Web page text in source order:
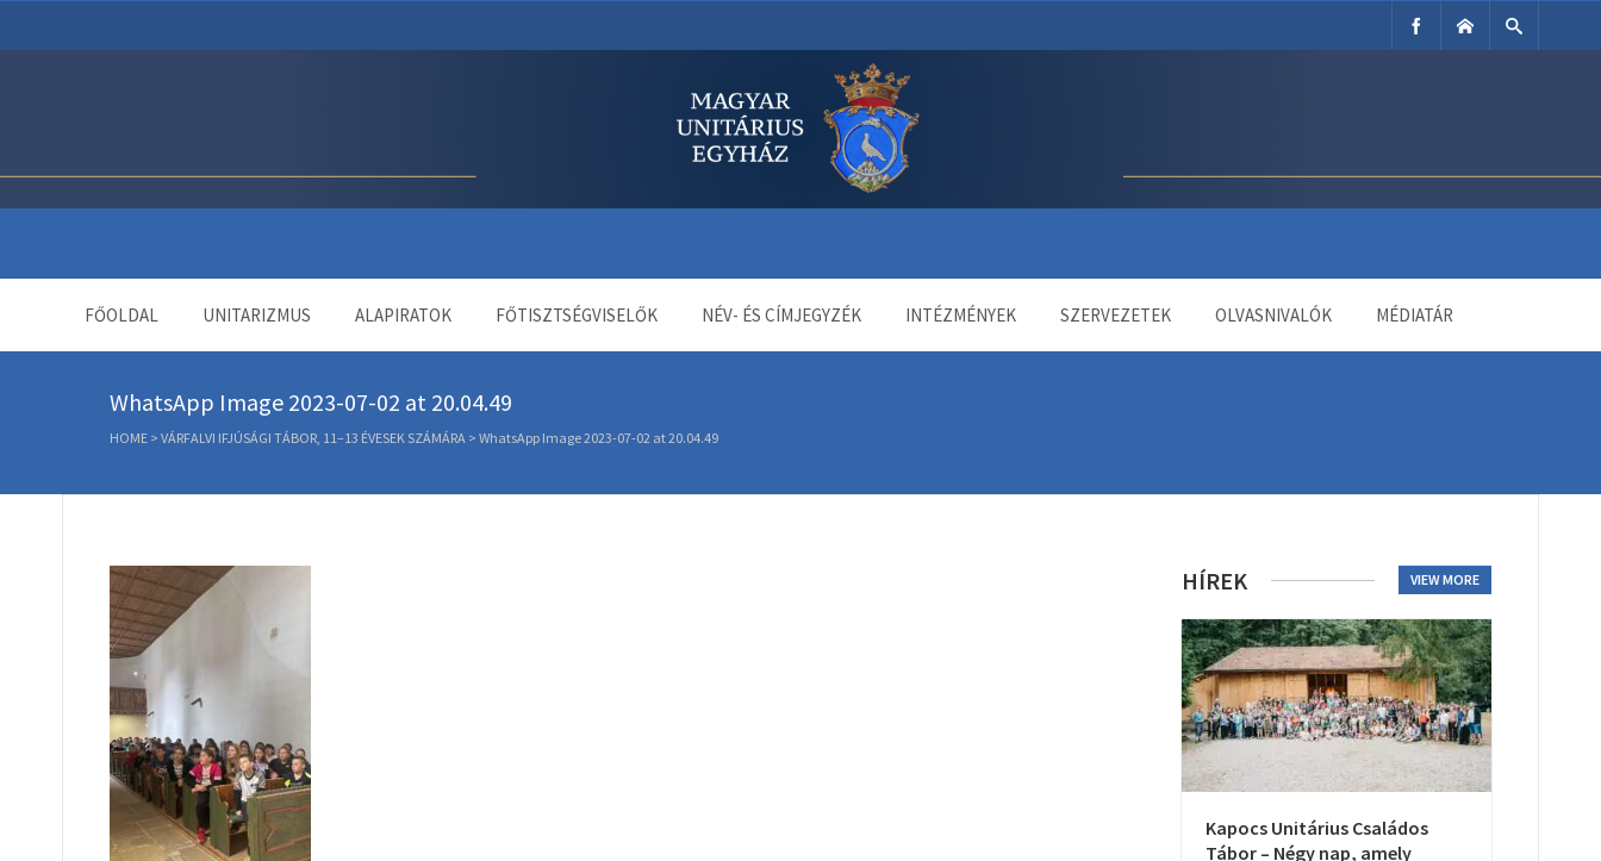
FŐOLDAL UNITARIZMUS ALAPIRATOK FŐTISZTSÉGVISELŐK NÉV- ÉS CÍMJEGYZÉK INTÉZMÉNYEK SZERVEZETEK OLVASNIVALÓK MÉDIATÁR
WhatsApp Image 2023-07-02 at 20.04.49
HOME > VÁRFALVI IFJÚSÁGI TÁBOR, 11–13 ÉVESEK SZÁMÁRA > WhatsApp Image 2023-07-02 at 20.04.49
HÍREK VIEW MORE
Kapocs Unitárius Családos
Tábor – Négy nap, amely